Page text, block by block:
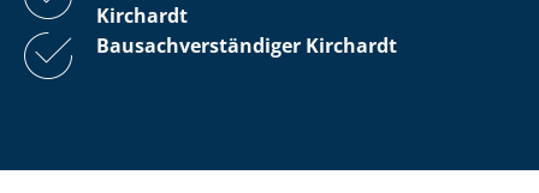
Kirchardt
Bau­sach­ver­stän­di­ger Kirchardt